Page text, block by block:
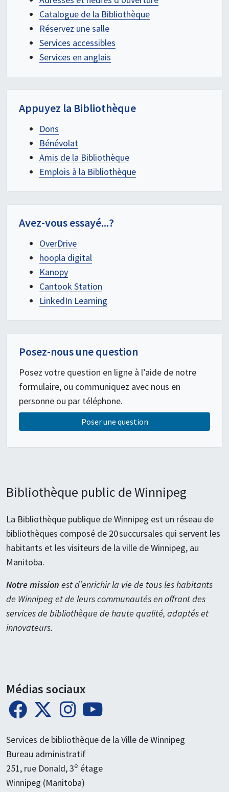
Catalogue de la Bibliothèque
Réservez une salle
Services accessibles
Services en anglais
Appuyez la Bibliothèque
Dons
Bénévolat
Amis de la Bibliothèque
Emplois à la Bibliothèque
Avez-vous essayé...?
OverDrive
hoopla digital
Kanopy
Cantook Station
LinkedIn Learning
Posez-nous une question
Posez votre question en ligne à l’aide de notre
formulaire, ou communiquez avec nous en
personne ou par téléphone.
Poser une question
Bibliothèque public de Winnipeg
La Bibliothèque publique de Winnipeg est un réseau de
bibliothèques composé de 20 succursales qui servent les
habitants et les visiteurs de la ville de Winnipeg, au
Manitoba.
Notre mission est d’enrichir la vie de tous les habitants
de Winnipeg et de leurs communautés en offrant des
services de bibliothèque de haute qualité, adaptés et
innovateurs.
Médias sociaux
Services de bibliothèque de la Ville de Winnipeg
Bureau administratif
251, rue Donald, 3e étage
Winnipeg (Manitoba)